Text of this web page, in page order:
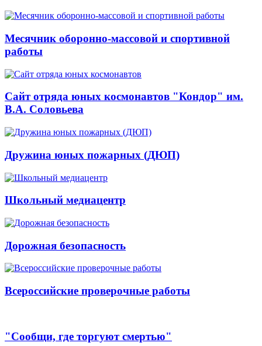
Месячник оборонно-массовой и спортивной
работы
Сайт отряда юных космонавтов "Кондор" им.
В.А. Соловьева
Дружина юных пожарных (ДЮП)
Школьный медиацентр
Дорожная безопасность
Всероссийские проверочные работы
"Сообщи, где торгуют смертью"